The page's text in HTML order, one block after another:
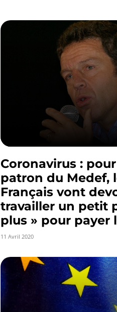
Coronavirus :
patron du Medef,
Français vont
travailler un petit
plus » pour payer
11 Avril 2020